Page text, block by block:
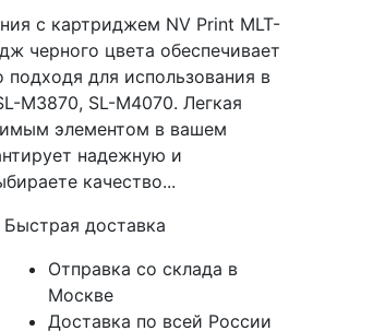
с картриджем NV Print MLT-
черного цвета обеспечивает
для использования в
M3870, SL-M4070. Легкая
элементом в вашем
надежную и
качество...
Быстрая доставка
Отправка со склада в
Москве
Доставка по всей России